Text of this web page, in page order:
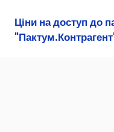
Ціни на доступ до